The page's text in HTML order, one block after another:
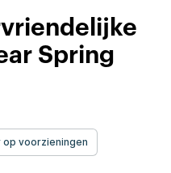
Spring
op voorzieningen